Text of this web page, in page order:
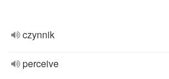
czynnik
perceive